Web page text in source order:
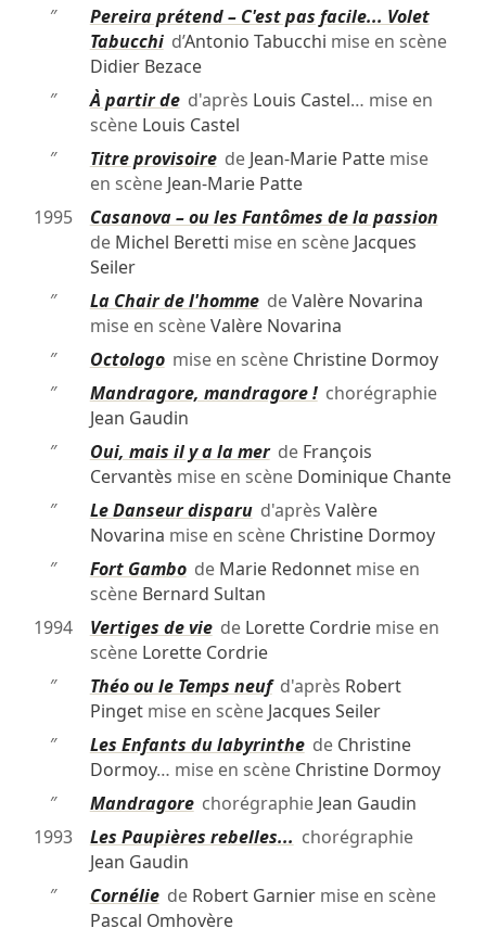
″
Pereira prétend – C'est pas facile... Volet
Tabucchid’Antonio Tabucchi mise en scène
Didier Bezace
″
À partir ded'après Louis Castel… mise en
scène Louis Castel
″
Titre provisoirede Jean-Marie Pattemise
en scène Jean-Marie Patte
1995
Casanova – ou les Fantômes de la passion
de Michel Beretti mise en scène Jacques
Seiler
″
La Chair de l'hommedeValère Novarina
mise en scèneValère Novarina
″
Octologomise en scène Christine Dormoy
″
Mandragore, mandragore !chorégraphie
Jean Gaudin
″
Oui, mais il y a la merde François
Cervantès mise en scène Dominique Chante
″
Le Danseur disparud'après Valère
Novarina mise en scène Christine Dormoy
″
Fort Gambode Marie Redonnetmise en
scène Bernard Sultan
1994
Vertiges de viede Lorette Cordriemise en
scène Lorette Cordrie
″
Théo ou le Temps neufd'après Robert
Pingetmise en scène Jacques Seiler
″
Les Enfants du labyrinthede Christine
Dormoy… mise en scène Christine Dormoy
″
Mandragorechorégraphie Jean Gaudin
1993
Les Paupières rebelles... chorégraphie
Jean Gaudin
″
Cornéliede Robert Garniermise en scène
Pascal Omhovère